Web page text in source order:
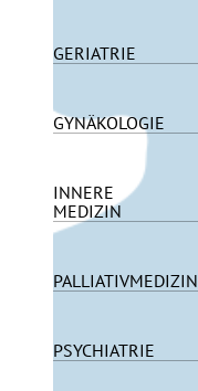
GERIATRIE
GYNÄKOLOGIE
INNERE
MEDIZIN
PALLIATIVMEDIZIN
PSYCHIATRIE